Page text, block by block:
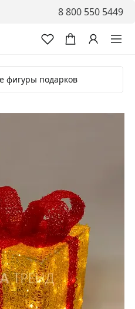
8 800 550 5449
фигуры подарков